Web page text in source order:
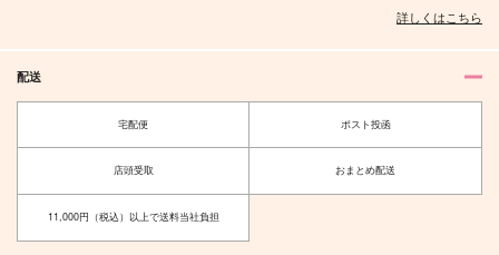
詳しくはこちら
配送
宅配便 ポスト投函
店頭受取 おまとめ配送
11,000円（税込）以上で送料当社負担